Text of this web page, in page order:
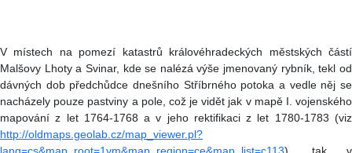
V místech na pomezí katastrů královéhradeckých městských částí
Malšovy Lhoty a Svinar, kde se nalézá výše jmenovaný rybník, tekl od
dávných dob předchůdce dnešního Stříbrného potoka a vedle něj se
nacházely pouze pastviny a pole, což je vidět jak v mapě I. vojenského
mapování z let 1764-1768 a v jeho rektifikaci z let 1780-1783 (viz
http://oldmaps.geolab.cz/map_viewer.pl?